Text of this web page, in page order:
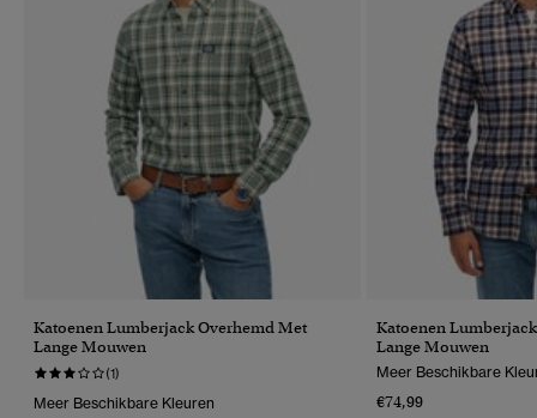
Katoenen Lumberjack Overhemd Met
Lange Mouwen
(1)
Meer Beschikbare Kleuren
Katoenen
Lange Mouwen
Meer Beschikbare
€74,99